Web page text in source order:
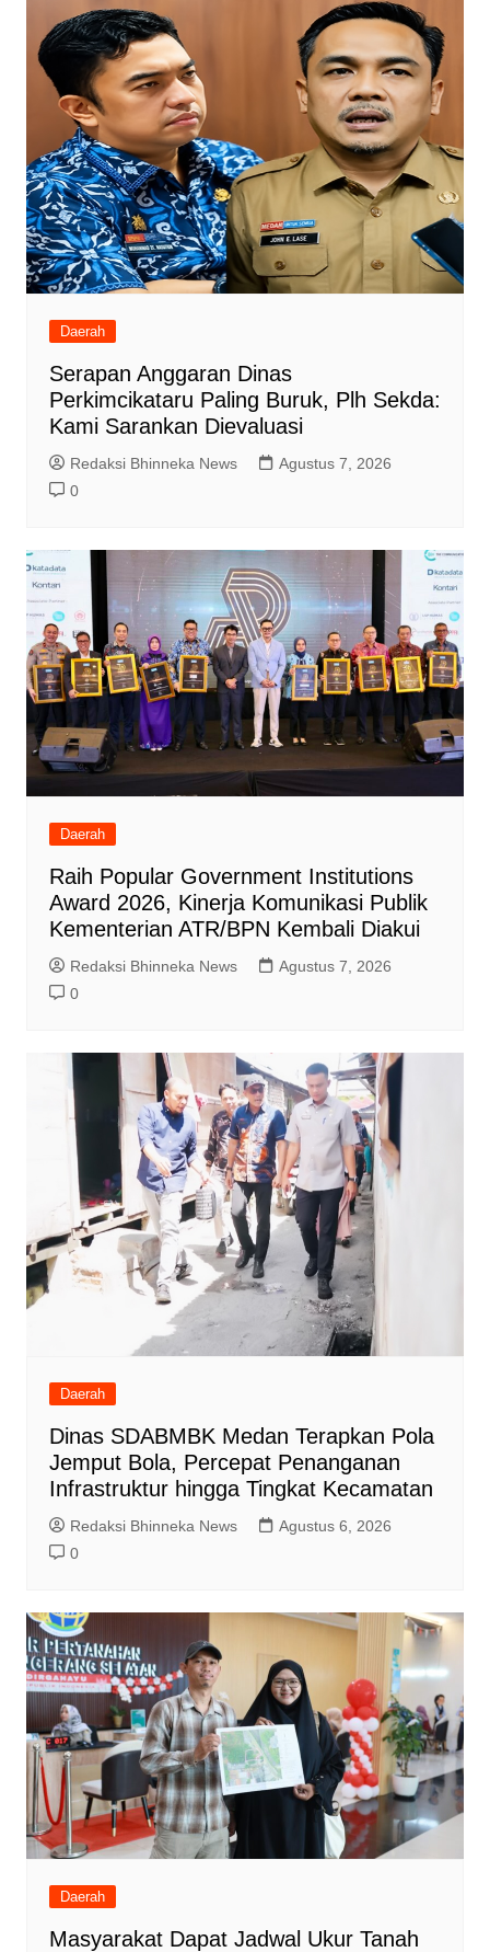
Daerah
Serapan Anggaran Dinas
Perkimcikataru Paling Buruk, Plh Sekda:
Kami Sarankan Dievaluasi
Redaksi Bhinneka News
Agustus 7, 2026
0
Daerah
Raih Popular Government Institutions
Award 2026, Kinerja Komunikasi Publik
Kementerian ATR/BPN Kembali Diakui
Redaksi Bhinneka News
Agustus 7, 2026
0
Daerah
Dinas SDABMBK Medan Terapkan Pola
Jemput Bola, Percepat Penanganan
Infrastruktur hingga Tingkat Kecamatan
Redaksi Bhinneka News
Agustus 6, 2026
0
Daerah
Masyarakat Dapat Jadwal Ukur Tanah